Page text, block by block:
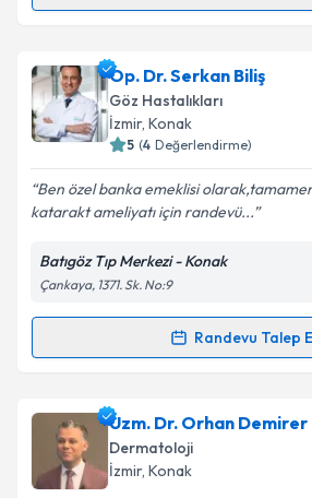
Uzm. Dr. Gaye Sarıkaniçin
oluşturun. Size bu uzmandan
takvim hazırlandığında e-posta ile
Kişisel verilerimin işlenmesine
Metni'ni okudum ve kişisel
kapsamda işlenmesini kabul
Op. Dr. Serkan Biliş
Göz Hastalıkları
İzmir, Konak
5 (4 Değerlendirme)
Ben özel banka emeklisi
katarakt ameliyatı için randevü...
Batıgöz Tıp Merkezi - Konak
Çankaya, 1371. Sk. No:9
Randevu Talep
Randevu Takvimi Talebi
Op. Dr. Serkan Bilişiçin randevu
oluşturun. Size bu uzmandan
takvim hazırlandığında e-posta ile
Uzm. Dr. Orhan Demirer
Dermatoloji
İzmir, Konak